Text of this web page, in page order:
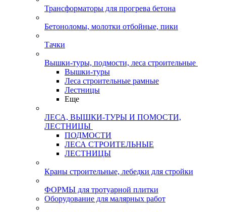
Трансформаторы для прогрева бетона
Бетоноломы, молотки отбойные, пики
Тачки
Вышки-туры, подмости, леса строительные
Вышки-туры
Леса строительные рамные
Лестницы
Еще
ЛЕСА, ВЫШКИ-ТУРЫ И ПОМОСТИ,
ЛЕСТНИЦЫ
ПОДМОСТИ
ЛЕСА СТРОИТЕЛЬНЫЕ
ЛЕСТНИЦЫ
Краны строительные, лебедки для стройки
ФОРМЫ для тротуарной плитки
Оборудование для малярных работ